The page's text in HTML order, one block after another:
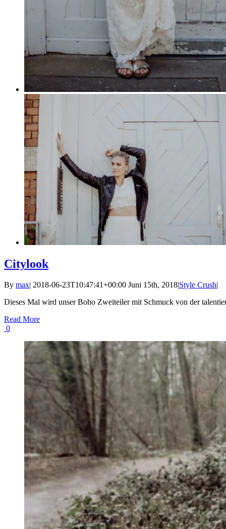
Citylook
By max 2018-06-23T10:47:41+00:00 Juni 15th, 2018 Style Crush
Dieses Mal wird unser Boho Zweiteiler mit Schmuck von der
Read More
0